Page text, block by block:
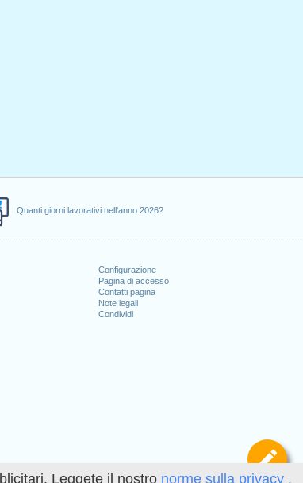
Leggete il nostro norme sulla privacy .
Quanti giorni lavorativi nell'anno 2026?
Configurazione
Pagina di accesso
Contatti pagina
Note legali
Condividi